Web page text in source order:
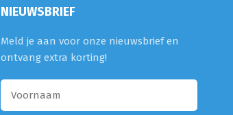
NIEUWSBRIEF
Meld je aan voor onze nieuwsbrief en
ontvang extra korting!